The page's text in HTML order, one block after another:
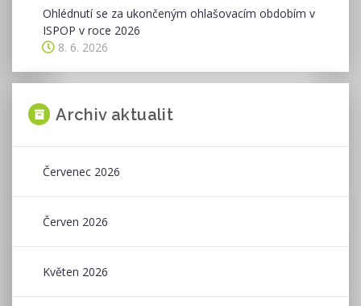
Ohlédnutí se za ukončeným ohlašovacím obdobím v
ISPOP v roce 2026
8. 6. 2026
Archiv aktualit
Červenec 2026
Červen 2026
Květen 2026